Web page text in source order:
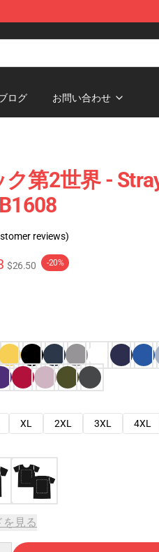
ログ お問い合わせ
第2世界 -
reviews)
$26.50 -20%
XL 2XL 3XL 4XL
を見る